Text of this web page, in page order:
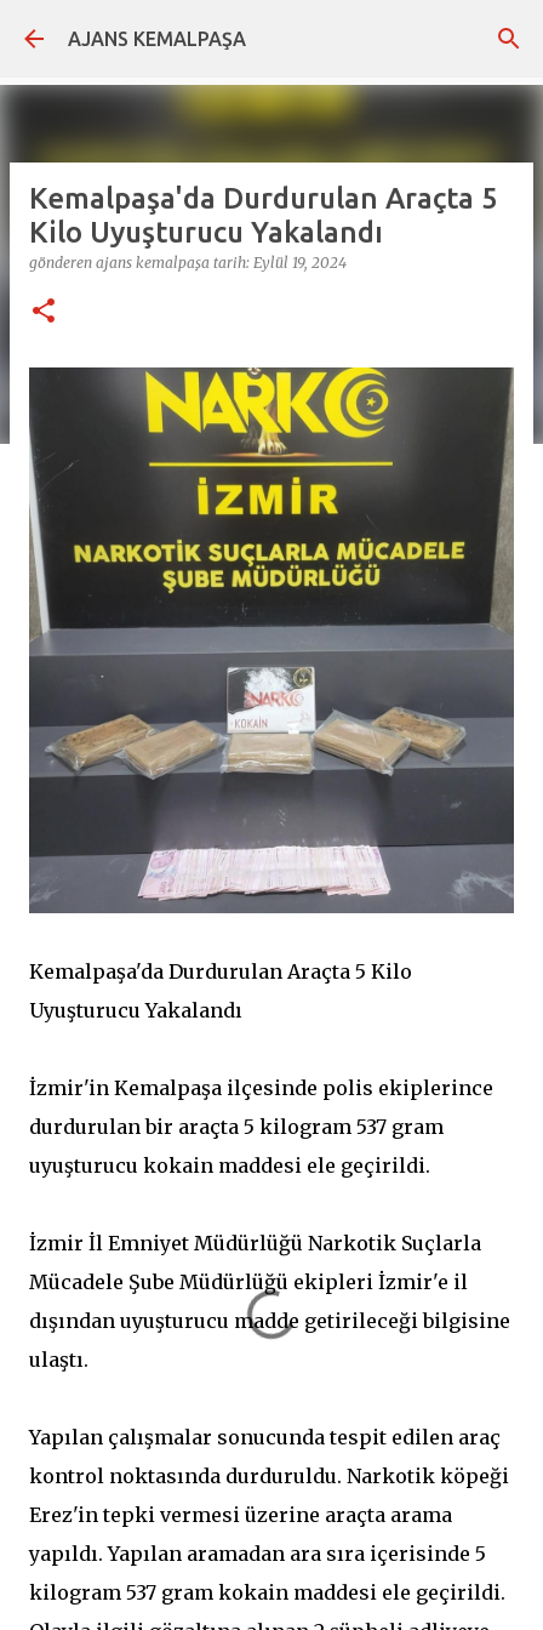
Ana içeriğe atla
AJANS KEMALPAŞA
Kemalpaşa'da Durdurulan Araçta 5
Kilo Uyuşturucu Yakalandı
gönderen ajans kemalpaşa tarih: Eylül 19, 2024
Kemalpaşa'da Durdurulan Araçta 5 Kilo
Uyuşturucu Yakalandı
İzmir'in Kemalpaşa ilçesinde polis ekiplerince
durdurulan bir araçta 5 kilogram 537 gram
uyuşturucu kokain maddesi ele geçirildi.
İzmir İl Emniyet Müdürlüğü Narkotik Suçlarla
Mücadele Şube Müdürlüğü ekipleri İzmir'e il
dışından uyuşturucu madde getirileceği bilgisine
ulaştı.
Yapılan çalışmalar sonucunda tespit edilen araç
kontrol noktasında durduruldu. Narkotik köpeği
Erez'in tepki vermesi üzerine araçta arama
yapıldı. Yapılan aramadan ara sıra içerisinde 5
kilogram 537 gram kokain maddesi ele geçirildi.